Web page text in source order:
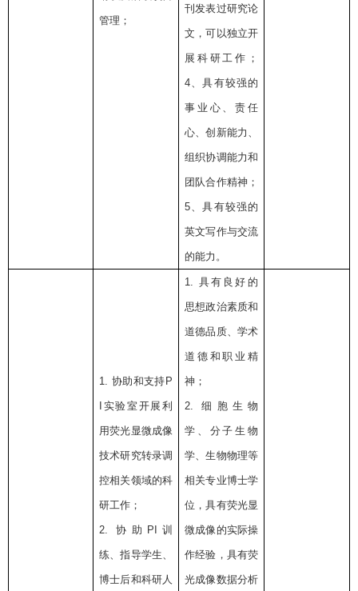
管理；
刊发表过研究论
文，可以独立开
展科研工作；
4 、具有较强的
事业心、责任
心、创新能力、
组织协调能力和
团队合作精神；
5 、具有较强的
英文写作与交流
的能力。
1. 协助和支持P
I 实验室开展利
用荧光显微成像
技术研究转录调
控相关领域的科
研工作；
2.协助 PI 训
练、指导学生、
博士后和科研人
1. 具有良好的
思想政治素质和
道德品质、学术
道德和职业精
神；
2.细胞生物
学、分子生物
学、生物物理等
相关专业博士学
位，具有荧光显
微成像的实际操
作经验，具有荧
光成像数据分析